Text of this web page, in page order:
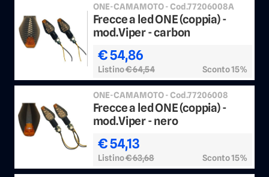
ONE-CAMAMOTO - Cod.77206008A
Frecce a led ONE (coppia) -
mod.Viper - carbon
€ 54,86
Listino€ 64,54 Sconto 15%
ONE-CAMAMOTO - Cod.77206008
Frecce a led ONE (coppia) -
mod.Viper - nero
€ 54,13
Listino€ 63,68 Sconto 15%